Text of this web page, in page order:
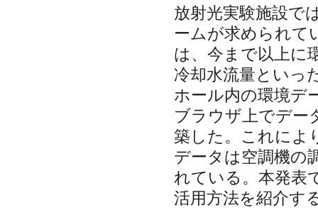
放射光実験施設で
ームが求められて
は、今まで以上に
冷却水流量といっ
ホール内の環境デ
ブラウザ上でデー
築した。これによ
データは空調機の
れている。本発表
活用方法を紹介す